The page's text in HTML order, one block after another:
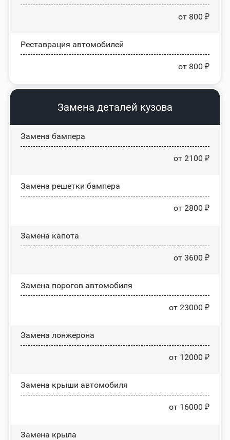
от 800 ₽
Реставрация автомобилей
от 800 ₽
Замена деталей кузова
Замена бампера
от 2100 ₽
Замена решетки бампера
от 2800 ₽
Замена капота
от 3600 ₽
Замена порогов автомобиля
от 23000 ₽
Замена лонжерона
от 12000 ₽
Замена крыши автомобиля
от 16000 ₽
Замена крыла